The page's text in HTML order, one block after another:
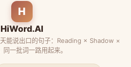
H
HiWord.AI
能说出口的句子：Reading × Shadow ×
同一批词一路用起来。